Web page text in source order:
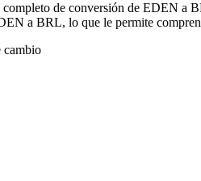
de conversión de EDEN a
a BRL, lo que le permite
cambio